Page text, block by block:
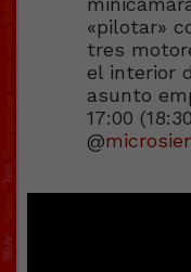
«pilotar»
tres
el interior
asunto
17:00
@